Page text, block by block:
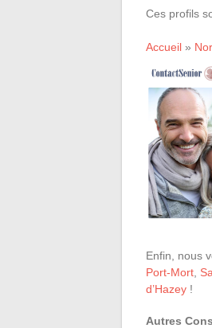
Ces profils
Accueil »
Enfin, nous
Port-Mort
d’Hazey !
Autres